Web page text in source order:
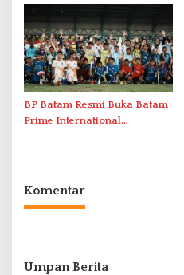
Berstandar Internasional
BP Batam Resmi Buka Batam
Prime International
Komentar
Umpan Berita